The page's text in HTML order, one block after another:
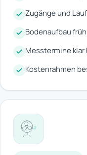
Zugänge und
Bodenaufbau
Messtermine klar
Kostenrahmen